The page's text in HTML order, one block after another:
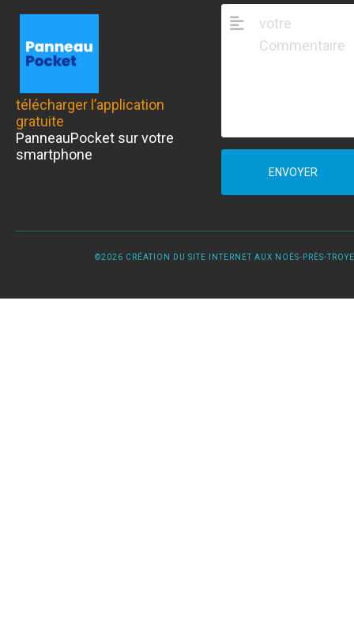
télécharger l’application
gratuite
PanneauPocket sur votre
smartphone
ENVOYER
©2026 CRÉATION DU SITE INTERNET AUX NOËS-PRÈS-